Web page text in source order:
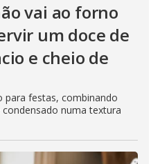
vai ao forno
um doce de
e cheio de
para festas, combinando
numa textura